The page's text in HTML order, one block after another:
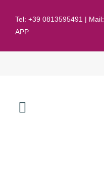
Tel: +39 0813595491 | Mail:
APP